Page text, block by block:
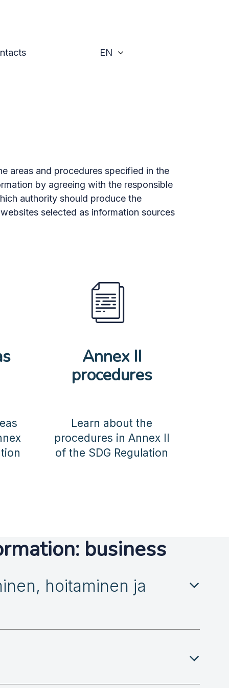
EN
areas and procedures specified in the
by agreeing with the responsible
authority should produce the
selected as information sources
Annex II
procedures
Learn about the
procedures in Annex II
of the SDG Regulation
business
hoitaminen ja